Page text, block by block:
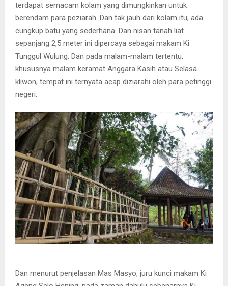
terdapat semacam kolam yang dimungkinkan untuk
berendam para peziarah. Dan tak jauh dari kolam itu, ada
cungkup batu yang sederhana. Dan nisan tanah liat
sepanjang 2,5 meter ini dipercaya sebagai makam Ki
Tunggul Wulung. Dan pada malam-malam tertentu,
khususnya malam keramat Anggara Kasih atau Selasa
kliwon, tempat ini ternyata acap diziarahi oleh para petinggi
negeri.
Dan menurut penjelasan Mas Masyo, juru kunci makam Ki